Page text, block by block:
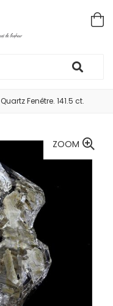
Quartz Fenêtre. 141.5 ct.
ZOOM